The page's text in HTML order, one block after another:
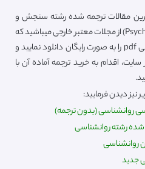
مقالات ترجمه شده رشته سنجش و
اندازه گیری یا روانسنجی (Psychometrics) از مجلات معتبر خارجی میباشید که
به راحتی قادر هستید مقاله انگلیسی pdf را به صورت رایگان دانلود نمایید و
اقدام به خرید ترجمه آماده آن با
نیز دیدن فرمایید:
روانشناسی (بدون ترجمه)
رشته روانشناسی
روانشناسی
جدید